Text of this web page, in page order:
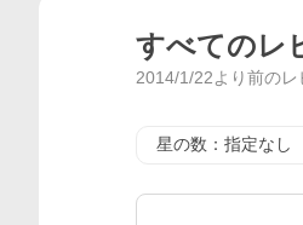
すべてのレ
2014/1/22より前の
星の数